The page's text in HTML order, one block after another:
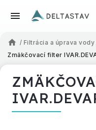
/ Filtrácia a úprava vody
Zmäkčovací filter